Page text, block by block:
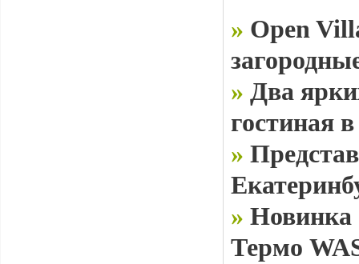
» Open
» Два
гостиная
»
» Новинка
Термо